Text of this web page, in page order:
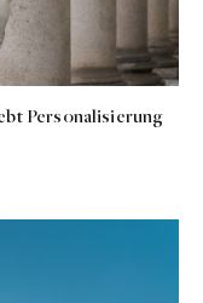
Personalisierung